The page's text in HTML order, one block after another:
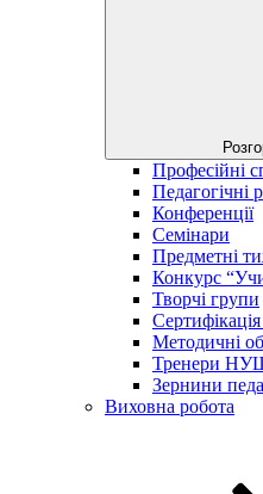
Професійні
Педагогічні
Конференції
Семінари
Предметні
Конкурс
Творчі групи
Сертифікація
Методичні
Тренери
Зернини
Виховна робота